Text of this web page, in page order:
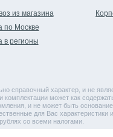
из магазина
по Москве
в регионы
справочный характер, и не
комплектации может как
и не может быть
для Вас характеристики
со всеми налогами.